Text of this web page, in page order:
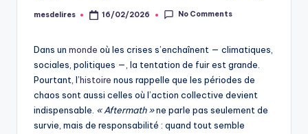
Posted
mesdelires 16/02/2026 No Comments
Dans un monde où les crises s’enchaînent — climatiques,
sociales, politiques —, la tentation de fuir est grande.
Pourtant, l’histoire nous rappelle que les périodes de
chaos sont aussi celles où l’action collective devient
indispensable. « Aftermath »ne parle pas seulement de
survie, mais de responsabilité : quand tout semble